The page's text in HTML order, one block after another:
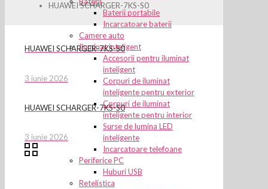
Baterii portabile
Incarcatoare baterii
Camere auto
Iluminat inteligent
Accesorii pentru iluminat
inteligent
Corpuri de iluminat
inteligente pentru exterior
Corpuri de iluminat
inteligente pentru interior
Surse de lumina LED
inteligente
Incarcatoare telefoane
Periferice PC
Huburi USB
Retelistica
HUAWEI SCHARGER-7KS-S0
HUAWEI SCHARGER-7KS-S0
3 iunie 2026
HUAWEI SCHARGER-7KS-S0
3 iunie 2026